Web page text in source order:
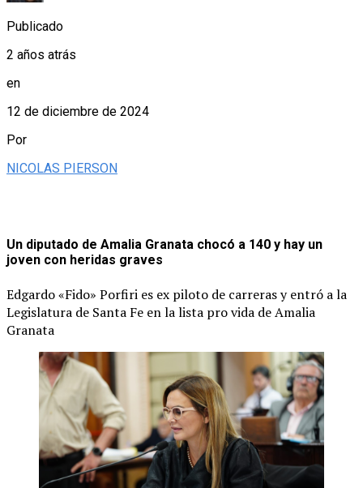
Publicado
2 años atrás
en
12 de diciembre de 2024
Por
NICOLAS PIERSON
Un diputado de Amalia Granata chocó a 140 y hay un
joven con heridas graves
Edgardo «Fido» Porfiri es ex piloto de carreras y entró a la
Legislatura de Santa Fe en la lista pro vida de Amalia
Granata